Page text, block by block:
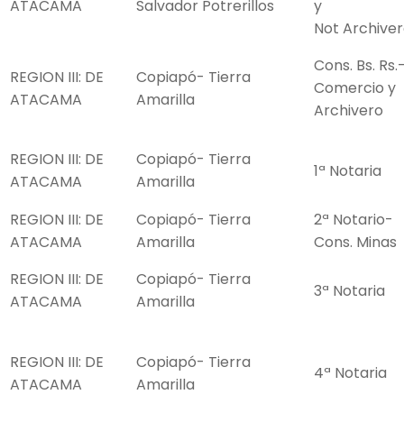
ATACAMA Salvador Potrerillos
y
Not
REGION III: DE
ATACAMA
Copiapó- Tierra
Amarilla
Cons. Bs.
Comercio y
Archivero
REGION III: DE
ATACAMA
Copiapó- Tierra
Amarilla
1ª Notaria
REGION III: DE
ATACAMA
Copiapó- Tierra
Amarilla
2ª Notario-
Cons. Minas
REGION III: DE
ATACAMA
Copiapó- Tierra
Amarilla
3ª Notaria
REGION III: DE
ATACAMA
Copiapó- Tierra
Amarilla
4ª Notaria